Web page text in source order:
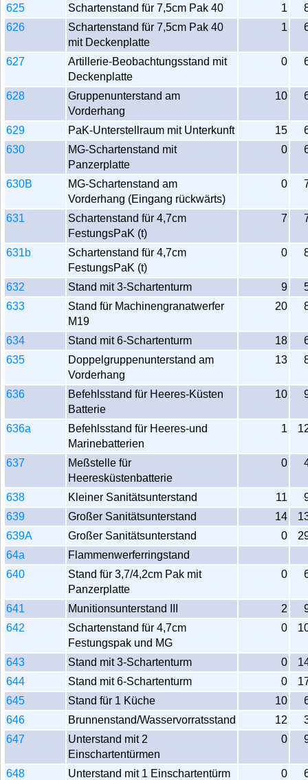
625 Schartenstand für 7,5cm Pak 40 1
626
Schartenstand für 7,5cm Pak 40
mit Deckenplatte
1
627
Artillerie-Beobachtungsstand mit
Deckenplatte
0
628
Gruppenunterstand am
Vorderhang
10
629 PaK-Unterstellraum mit Unterkunft 15
630
MG-Schartenstand mit
Panzerplatte
0
630B
MG-Schartenstand am
Vorderhang (Eingang rückwärts)
0
631
Schartenstand für 4,7cm
FestungsPaK (t)
7
631b
Schartenstand für 4,7cm
FestungsPaK (t)
0
632 Stand mit 3-Schartenturm 9
633
Stand für Machinengranatwerfer
M19
20
634 Stand mit 6-Schartenturm 18
635
Doppelgruppenunterstand am
Vorderhang
13
636
Befehlsstand für Heeres-Küsten
Batterie
10
636a
Befehlsstand für Heeres-und
Marinebatterien
1
637
Meßstelle für
Heeresküstenbatterie
0
638 Kleiner Sanitätsunterstand 11
639
Großer Sanitätsunterstand 14
639A
Großer Sanitätsunterstand 0
64a
Flammenwerferringstand
640
Stand für 3,7/4,2cm Pak mit
Panzerplatte
0
641 Munitionsunterstand III 2
642
Schartenstand für 4,7cm
Festungspak und MG
0
643 Stand mit 3-Schartenturm 0
644
Stand mit 6-Schartenturm 0
645
Stand für 1 Küche 10
646
Brunnenstand/Wasservorratsstand 12
647
Unterstand mit 2
Einschartentürmen
0
648 Unterstand mit 1 Einschartentürm 0